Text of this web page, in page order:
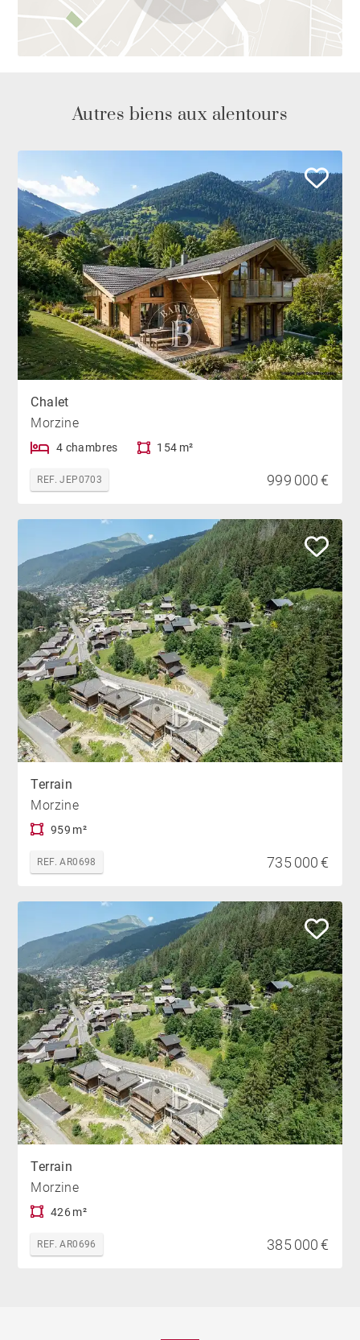
Autres biens aux alentours
Chalet
Morzine
4 chambres 154 m²
REF. JEP0703 999 000 €
Terrain
Morzine
959 m²
REF. AR0698 735 000 €
Terrain
Morzine
426 m²
REF. AR0696 385 000 €